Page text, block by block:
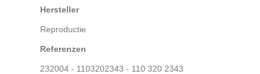
Hersteller
Reproductie
Referenzen
232004 - 1103202343 - 110 320 2343